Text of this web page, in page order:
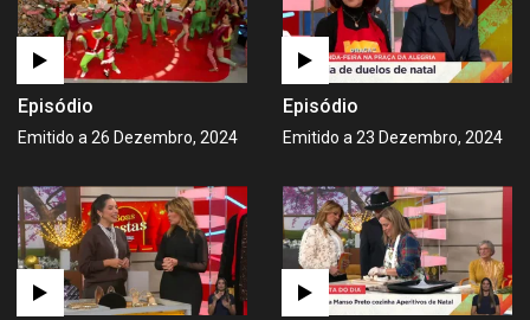
Episódio
Emitido a 26 Dezembro, 2024
Episódio
Emitido a 23 Dezembro, 2024